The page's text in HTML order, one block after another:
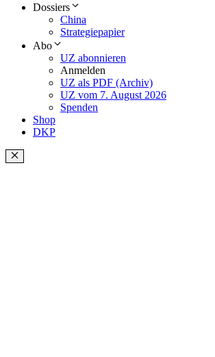
Dossiers
China
Strategiepapier
Abo
UZ abonnieren
Anmelden
UZ als PDF (Archiv)
UZ vom 7. August 2026
Spenden
Shop
DKP
Schließen